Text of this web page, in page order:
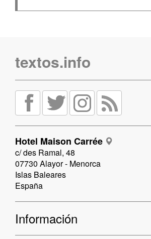
textos.info
Hotel Maison Carrée
c/ des Ramal, 48
07730 Alayor - Menorca
Islas Baleares
España
Información